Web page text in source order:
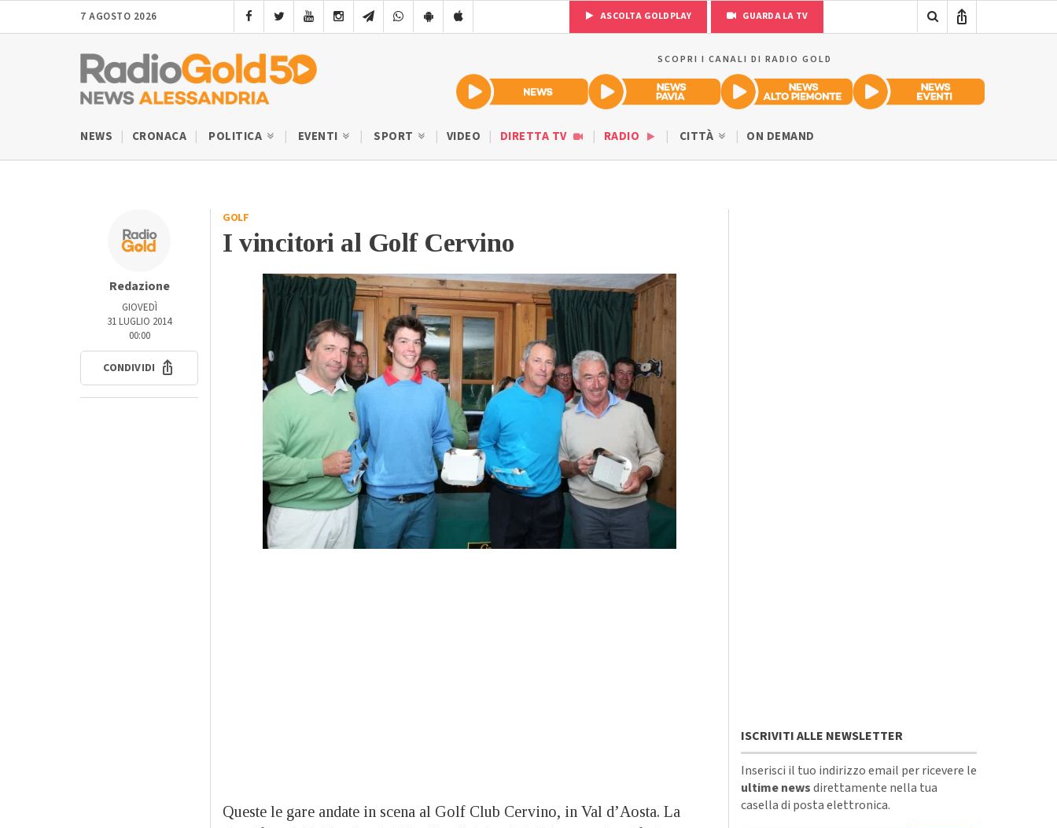
7 AGOSTO 2026 ASCOLTA GOLDPLAY GUARDA LA TV
SCOPRI I CANALI DI RADIO GOLD
NEWS CRONACA POLITICA EVENTI SPORT VIDEO DIRETTA TV RADIO CITTÀ ON DEMAND
Redazione
GIOVEDÌ
31 LUGLIO 2014
00:00
CONDIVIDI
GOLF
I vincitori al Golf Cervino
Queste le gare andate in scena al Golf Club Cervino, in Val d’Aosta. La
ISCRIVITI ALLE NEWSLETTER
Inserisci il tuo indirizzo email per ricevere le
ultime newsdirettamente nella tua
casella di posta elettronica.